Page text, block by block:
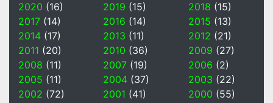
2020 (16) 2019 (15) 2018 (15)
2017 (14) 2016 (14) 2015 (13)
2014 (17) 2013 (11) 2012 (21)
2011 (20) 2010 (36) 2009 (27)
2008 (11) 2007 (19) 2006 (2)
2005 (11) 2004 (37) 2003 (22)
2002 (72) 2001 (41) 2000 (55)